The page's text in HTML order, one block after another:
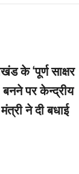
के ‘पूर्ण साक्षर
बनने पर केन्द्रीय
मंत्री ने दी बधाई